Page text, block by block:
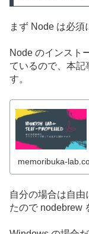
まず Node は必須
Node のインスト
ているので、本記
す。
memoribuka-
自分の場合は自
たので nodebrew